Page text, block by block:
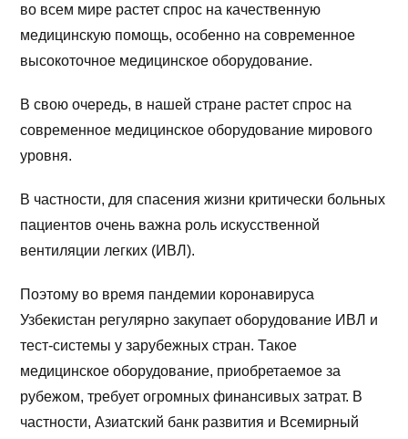
во всем мире растет спрос на качественную
медицинскую помощь, особенно на современное
высокоточное медицинское оборудование.
В свою очередь, в нашей стране растет спрос на
современное медицинское оборудование мирового
уровня.
В частности, для спасения жизни критически больных
пациентов очень важна роль искусственной
вентиляции легких (ИВЛ).
Поэтому во время пандемии коронавируса
Узбекистан регулярно закупает оборудование ИВЛ и
тест-системы у зарубежных стран. Такое
медицинское оборудование, приобретаемое за
рубежом, требует огромных финансивых затрат. В
частности, Азиатский банк развития и Всемирный